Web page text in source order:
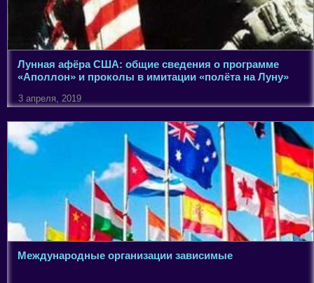
Лунная афёра США: общие сведения о программе
«Аполлон» и проколы в имитации «полёта на Луну»
3 апреля, 2019
Международные организации зависимые